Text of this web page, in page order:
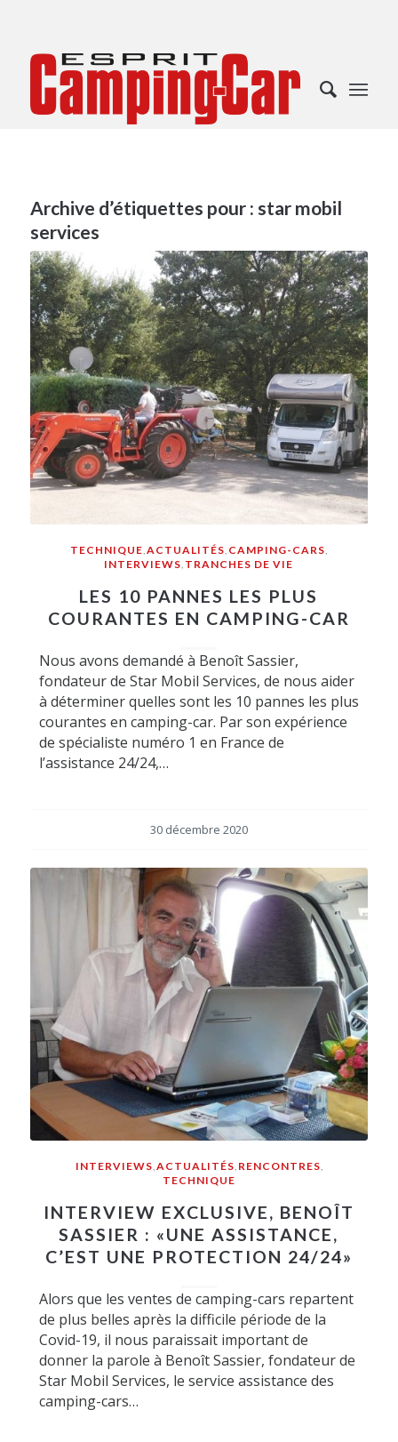
Archive d’étiquettes pour : star mobil
services
TECHNIQUE ,ACTUALITÉS CAMPING-CARS
INTERVIEWS TRANCHES DE VIE
LES 10 PANNES LES PLUS
COURANTES EN CAMPING-CAR
Nous avons demandé à Benoît Sassier,
fondateur de Star Mobil Services, de nous aider
à déterminer quelles sont les 10 pannes les plus
courantes en camping-car. Par son expérience
de spécialiste numéro 1 en France de
l’assistance 24/24,…
30 décembre 2020
INTERVIEWS,ACTUALITÉS, RENCONTRES,
TECHNIQUE
INTERVIEW EXCLUSIVE, BENOÎT
SASSIER : «UNE ASSISTANCE,
C’EST UNE PROTECTION 24/24»
Alors que les ventes de camping-cars repartent
de plus belles après la difficile période de la
Covid-19, il nous paraissait important de
donner la parole à Benoît Sassier, fondateur de
Star Mobil Services, le service assistance des
camping-cars…